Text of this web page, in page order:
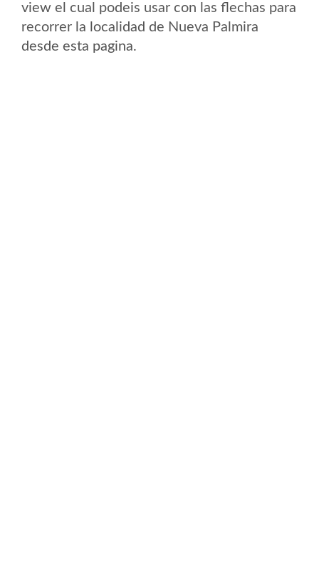
view el cual podeis usar con las flechas para
recorrer la localidad de Nueva Palmira
desde esta pagina.